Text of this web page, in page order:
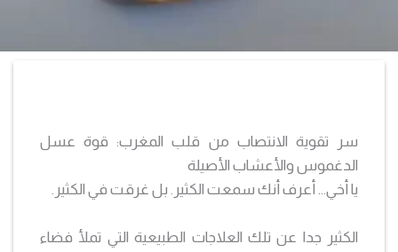
سر تقوية الانتصاب من قلب المغرب: قوة عسل
الدغموس والأعشاب الأصيلة
يا أخي… أعرف أنك سمعت الكثير. بل غرقت في الكثير.
الكثير جدا عن تلك العلاجات الطبيعية التي تملأ فضاء